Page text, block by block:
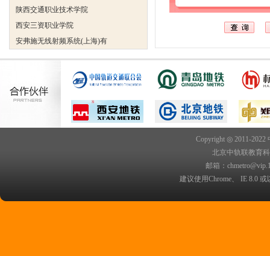
达诺巴特集团（中国）
中铁隧道勘测设计院有限公司
克诺尔车辆设备（苏州）有限
深圳达实智能股份有限公司
北京市交通学校
Copyright ◎ 2011-2022
北京中轨联教育
邮箱：
建议使用Chrome、 IE 8.0